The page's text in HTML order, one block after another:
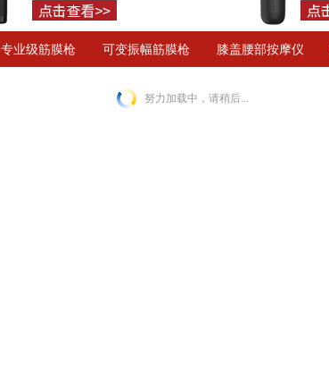
专业级筋膜枪 可变振幅筋膜枪 膝盖腰部按摩仪
努力加载中，请稍后...